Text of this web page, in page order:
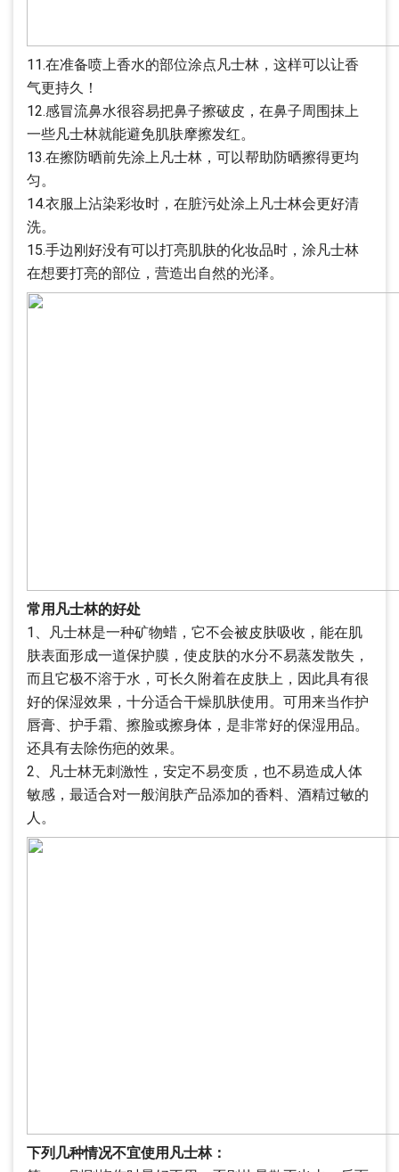
11.在准备喷上香水的部位涂点凡士林，这样可以让香
气更持久！
12.感冒流鼻水很容易把鼻子擦破皮，在鼻子周围抹上
一些凡士林就能避免肌肤摩擦发红。
13.在擦防晒前先涂上凡士林，可以帮助防晒擦得更均
匀。
14.衣服上沾染彩妆时，在脏污处涂上凡士林会更好清
洗。
15.手边刚好没有可以打亮肌肤的化妆品时，涂凡士林
在想要打亮的部位，营造出自然的光泽。
常用凡士林的好处
1、凡士林是一种矿物蜡，它不会被皮肤吸收，能在肌
肤表面形成一道保护膜，使皮肤的水分不易蒸发散失，
而且它极不溶于水，可长久附着在皮肤上，因此具有很
好的保湿效果，十分适合干燥肌肤使用。可用来当作护
唇膏、护手霜、擦脸或擦身体，是非常好的保湿用品。
还具有去除伤疤的效果。
2、凡士林无刺激性，安定不易变质，也不易造成人体
敏感，最适合对一般润肤产品添加的香料、酒精过敏的
人。
下列几种情况不宜使用凡士林：